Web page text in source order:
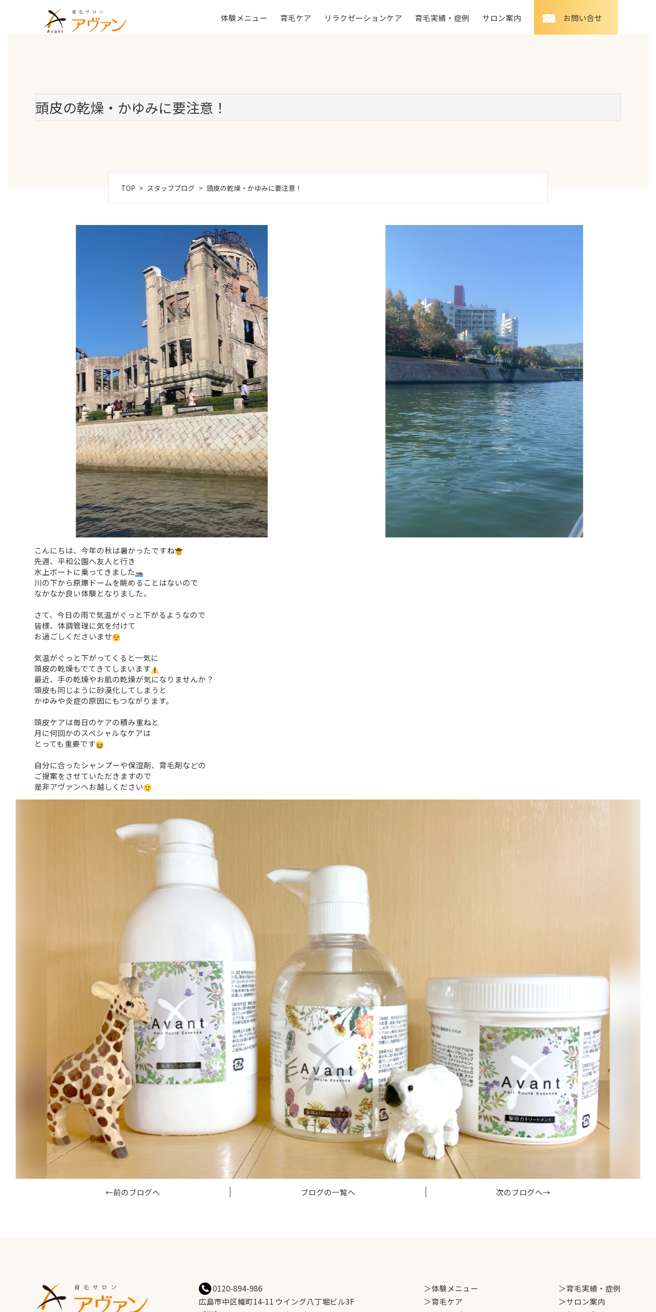
体験メニュー 育毛ケア リラクゼーションケア 育毛実績・症例 サロン案内
頭皮の乾燥・かゆみに要注意！
TOP スタッフブログ 頭皮の乾燥・かゆみに要注意！
こんにちは、今年の秋は暑かったですね
先週、平和公園へ友人と行き
水上ボートに乗ってきました
川の下から原爆ドームを眺めることはないので
なかなか良い体験となりました。
さて、今日の雨で気温がぐっと下がるようなので
皆様、体調管理に気を付けて
お過ごしくださいませ
気温がぐっと下がってくると一気に
頭皮の乾燥もでてきてしまいます
最近、手の乾燥やお肌の乾燥が気になりませんか？
頭皮も同じように砂漠化してしまうと
かゆみや炎症の原因にもつながります。
頭皮ケアは毎日のケアの積み重ねと
月に何回かのスペシャルなケアは
とっても重要です
自分に合ったシャンプーや保湿剤、育毛剤などの
ご提案をさせていただきますので
是非アヴァンへお越しください
←前のブログへ ブログの一覧へ 次のブログへ→
0120-894-986
広島市中区幟町14-11 ウイング八丁堀ビル3F
＞体験メニュー
＞育毛ケア
＞育毛実績・症例
＞サロン案内